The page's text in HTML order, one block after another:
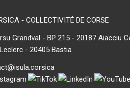
- COLLECTIVITÉ DE CORSE
Grandval - BP 215 - 20187 Aiacciu
- 20405 Bastia